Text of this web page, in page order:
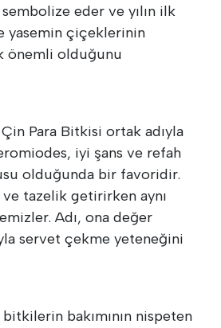
eder ve yılın ilk
yasemin çiçeklerinin
önemli olduğunu
Para Bitkisi ortak adıyla
iyi şans ve refah
olduğunda bir favoridir.
tazelik getirirken aynı
Adı, ona değer
servet çekme yeteneğini
bakımının nispeten